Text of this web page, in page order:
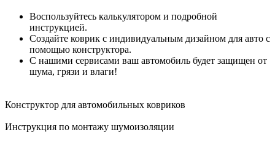
Воспользуйтесь калькулятором и подробной
инструкцией.
Создайте коврик с индивидуальным дизайном для авто с
помощью конструктора.
С нашими сервисами ваш автомобиль будет защищен от
шума, грязи и влаги!
Конструктор для автомобильных ковриков
Инструкция по монтажу шумоизоляции